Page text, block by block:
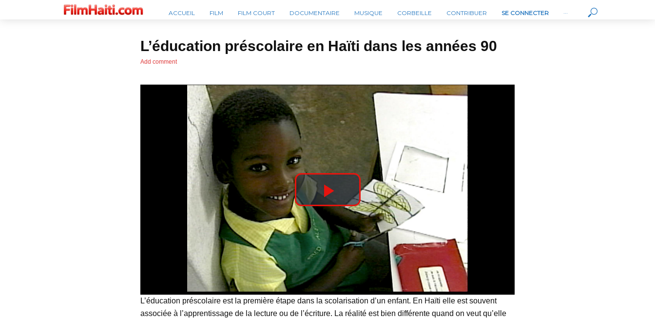
ACCUEIL FILM FILM COURT DOCUMENTAIRE MUSIQUE CORBEILLE CONTRIBUER SE CONNECTER ···
L’éducation préscolaire en Haïti dans les années 90
Add comment
P
l
a
y
L’éducation préscolaire est la première étape dans la scolarisation d’un enfant. En Haïti elle est souvent
associée à l’apprentissage de la lecture ou de l’écriture. La réalité est bien différente quand on veut qu’elle